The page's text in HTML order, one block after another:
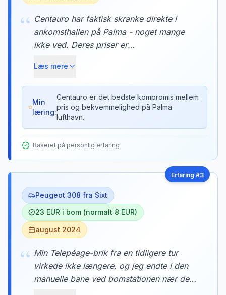
“ Centauro har faktisk skranke direkte i
ankomsthallen på Palma - noget mange
ikke ved. Deres priser er
selskaberne, men du undgår shuttle-
helvetet. Parkeringshuset med deres biler
er kun 3 minutters gang via den
overdækkede gangbro.
Læs mere
Min
læring:
Centauro er det bedste kompromis mellem
pris og bekvemmelighed på Palma
lufthavn.
Baseret på personlig erfaring
Erfaring #3
Peugeot 308 fra Sixt
23 EUR i bom (normalt 8 EUR)
august 2024
“ Min Telepéage-brik fra en tidligere tur
virkede ikke længere, og jeg endte i den
manuelle bane ved bomstationen nær den